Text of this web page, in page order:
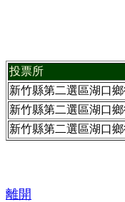
投票所
新竹縣第二選區湖口
新竹縣第二選區湖口
新竹縣第二選區湖口
離開